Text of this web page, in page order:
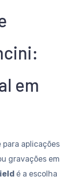
em
aplicações
gravações em
é a escolha